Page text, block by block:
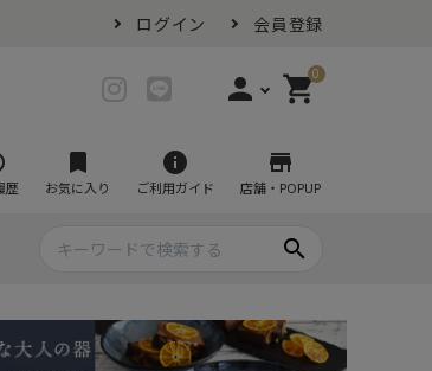
ログイン 会員登録
person
ログイン
0
shopping_cart
ー
耐熱皿・その他食器
- グラタン皿
- 耐熱皿
黒い食器セット
歴
bookmark
お気に入り
info
ご利用ガイド
store
店舗・POPUP
search